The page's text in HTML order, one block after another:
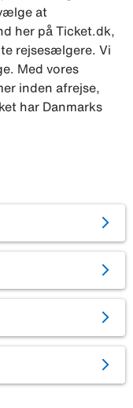
at
her på Ticket.dk,
rejsesælgere. Vi
Med vores
inden afrejse,
har Danmarks